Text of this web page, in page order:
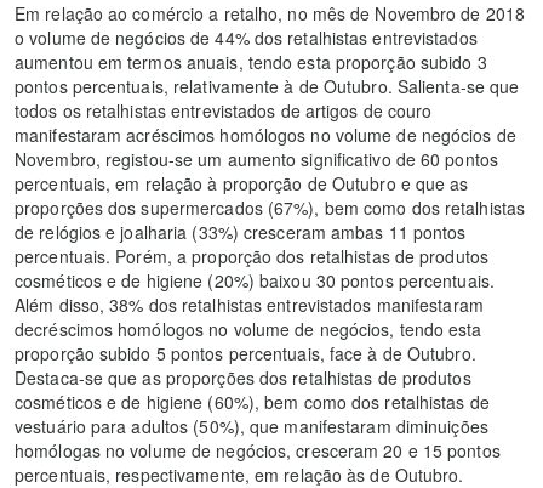
Em relação ao comércio a retalho, no mês de Novembro de 2018
o volume de negócios de 44% dos retalhistas entrevistados
aumentou em termos anuais, tendo esta proporção subido 3
pontos percentuais, relativamente à de Outubro. Salienta-se que
todos os retalhistas entrevistados de artigos de couro
manifestaram acréscimos homólogos no volume de negócios de
Novembro, registou-se um aumento significativo de 60 pontos
percentuais, em relação à proporção de Outubro e que as
proporções dos supermercados (67%), bem como dos retalhistas
de relógios e joalharia (33%) cresceram ambas 11 pontos
percentuais. Porém, a proporção dos retalhistas de produtos
cosméticos e de higiene (20%) baixou 30 pontos percentuais.
Além disso, 38% dos retalhistas entrevistados manifestaram
decréscimos homólogos no volume de negócios, tendo esta
proporção subido 5 pontos percentuais, face à de Outubro.
Destaca-se que as proporções dos retalhistas de produtos
cosméticos e de higiene (60%), bem como dos retalhistas de
vestuário para adultos (50%), que manifestaram diminuições
homólogas no volume de negócios, cresceram 20 e 15 pontos
percentuais, respectivamente, em relação às de Outubro.